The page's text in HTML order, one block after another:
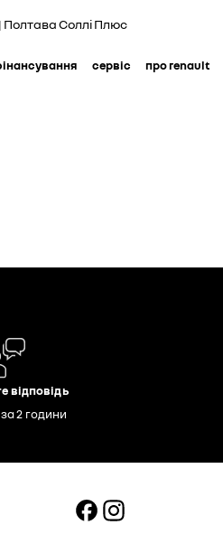
Полтава Соллі Плюс
сервіс про renault
відповідь
2 години